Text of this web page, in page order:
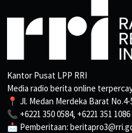
Kantor Pusat LPP RRI
Media radio berita online
📍 Jl. Medan Merdeka Barat
📞 +6221 350 0584, +6221 351 1086
📩 Pemberitaan: